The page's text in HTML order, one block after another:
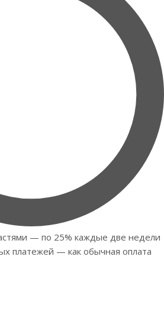
— по 25% каждые две недели
платежей — как обычная оплата